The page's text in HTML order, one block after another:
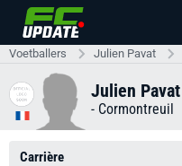
Voetballers Julien Pavat
Julien Pavat
- Cormontreuil
Carrière